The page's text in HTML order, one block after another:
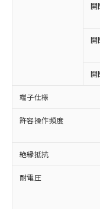
開
開
開
端子仕様
許容操作頻度
絶縁抵抗
耐電圧
以下の条件
ご利用くだ
本サ
商品
(税抜)
当社
本サ
こと
在庫
記載
タに
覧さ
準価
対応予定な
非含有に非
定はありま
調査・確認
非含有の対
非該当品：
害物質有無
仕入先様の
いたものが
むを得ず変
六価クロム
類(PBB)
「○」：最
基準値以下
「×」：最
基準値を超
「－」：未
*中国RoHS10
Pb(鉛)
Cr(Ⅵ)(六価クロ
当社
為替
（以
また
国政
可)を